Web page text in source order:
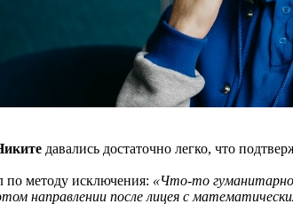
давались достаточно легко, что
методу исключения: «Что-то
направлении после лицея с